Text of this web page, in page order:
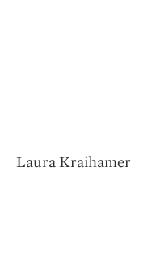
Laura Kraihamer